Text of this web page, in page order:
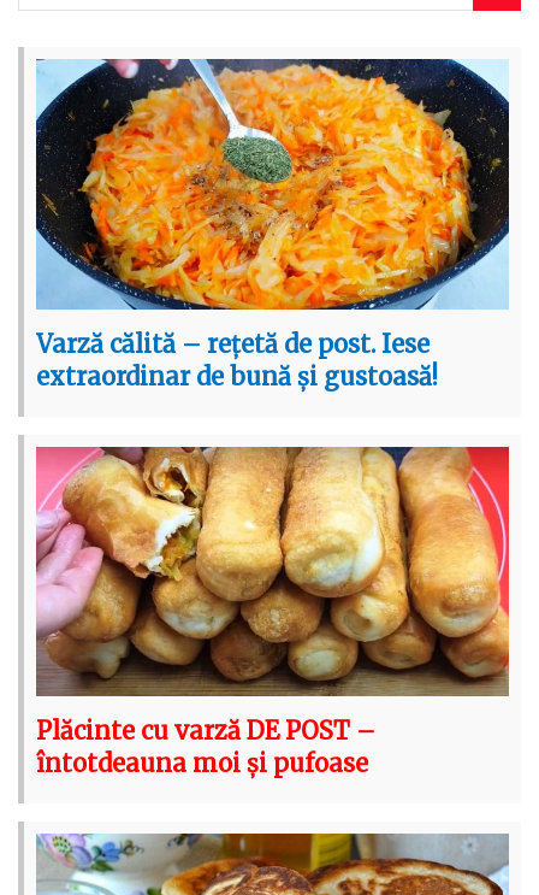
Varză călită – rețetă de post. Iese
extraordinar de bună și gustoasă!
Plăcinte cu varză DE POST –
întotdeauna moi și pufoase